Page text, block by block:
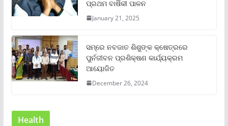
ପ୍ରଥମ ବାର୍ଷିକୀ ପାଳନ
January 21, 2025
ସମ୍‌ରେ ନବଜାତ ଶିଶୁଙ୍କ କ୍ଷେତ୍ରରେ
ପୁର୍ନଜୀବନ ପ୍ରଶିକ୍ଷଣ କାର୍ଯ୍ୟକ୍ରମ
ଆୟୋଜିତ
December 26, 2024
Health